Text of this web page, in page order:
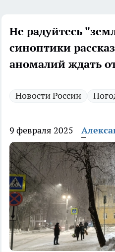
Не радуйтесь
синоптики
аномалий ждать
Новости России
9 февраля 2025